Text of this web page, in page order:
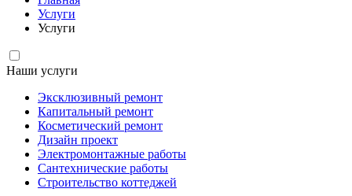
Услуги
Услуги
Наши услуги
Эксклюзивный ремонт
Капитальный ремонт
Косметический ремонт
Дизайн проект
Электромонтажные работы
Сантехнические работы
Строительство коттеджей